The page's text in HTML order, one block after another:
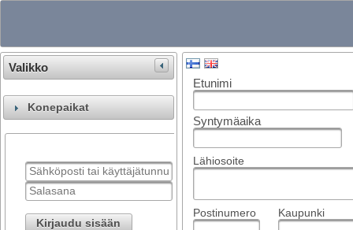
Valikko
Konepaikat
Kirjaudu sisään
Etunimi
Syntymäaika
Lähiosoite
Postinumero Kaupunki